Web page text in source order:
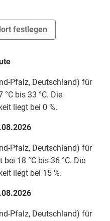
festlegen
Pfalz, Deutschland) für
bis 33 °C. Die
liegt bei 0 %.
Pfalz, Deutschland) für
18 °C bis 36 °C. Die
liegt bei 15 %.
Pfalz, Deutschland) für